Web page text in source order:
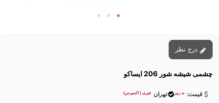
چشمی شیشه شور 206 ایساکو
قیمت: به روز تهران فوری ( اکسپرس)